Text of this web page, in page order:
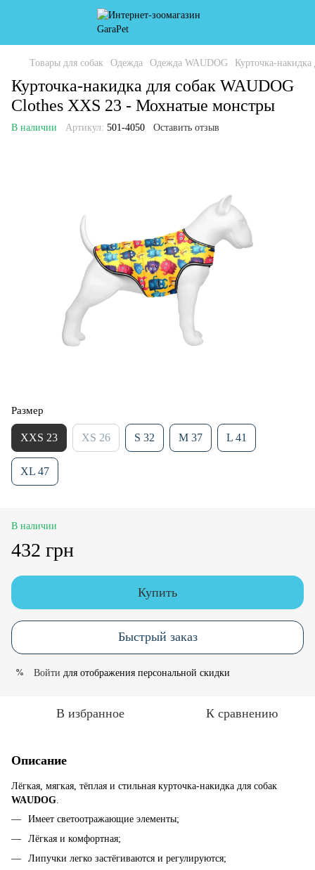
Товары для собак Одежда Одежда WAUDOG Курточка-
Курточка-накидка для собак WAUDOG
Clothes XXS 23 - Мохнатые монстры
В наличии Артикул: 501-4050 Оставить отзыв
Размер
XXS 23 XS 26 S 32 M 37 L 41
XL 47
В наличии
432 грн
Купить
Быстрый заказ
% Войти для отображения персональной скидки
В избранное К сравнению
Описание
Лёгкая, мягкая, тёплая и стильная курточка-накидка для собак
WAUDOG
Имеет светоотражающие элементы;
Лёгкая и комфортная;
Липучки легко застёгиваются и регулируются;